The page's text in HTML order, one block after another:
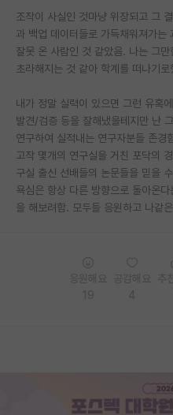
특수/전문대학원 게시판
반도체/AI 게시판
장학금/장학생 게시판
학술 정보 게시판
홍보 게시판
커리어
조작이 사실인 것마냥 위장되고 그
과 백업 데이터들로 가득채워져가는
잘못 온 사람인 것 같았음. 나는 그
초라해지는 것 같아 학계를 떠나기로
내가 정말 실력이 있으면 그런 유혹
발견/검증 등을 잘해냈을테지만 난
연구하여 실적내는 연구자분들 존경
고작 몇개의 연구실을 거친 포닥의
구실 출신 선배들의 논문들을 믿을
욕심은 항상 다른 방향으로 돌아온
을 해보려함. 모두들 응원하고 나같